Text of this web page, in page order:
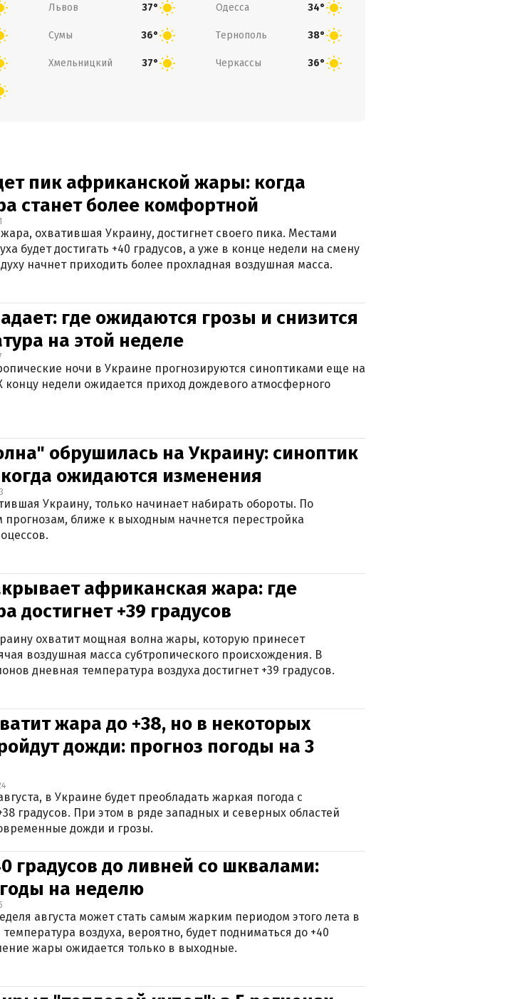
Львов 37° Одесса 34°
Сумы 36° Тернополь 38°
Хмельницкий 37° Черкассы 36°
пик африканской жары: когда
станет более комфортной
охватившая Украину, достигнет своего пика. Местами
будет достигать +40 градусов, а уже в конце недели на смену
начнет приходить более прохладная воздушная масса.
где ожидаются грозы и снизится
на этой неделе
ночи в Украине прогнозируются синоптиками еще на
концу недели ожидается приход дождевого атмосферного
обрушилась на Украину: синоптик
когда ожидаются изменения
Украину, только начинает набирать обороты. По
ближе к выходным начнется перестройка
африканская жара: где
достигнет +39 градусов
охватит мощная волна жары, которую принесет
воздушная масса субтропического происхождения. В
дневная температура воздуха достигнет +39 градусов.
жара до +38, но в некоторых
дожди: прогноз погоды на 3
в Украине будет преобладать жаркая погода с
градусов. При этом в ряде западных и северных областей
дожди и грозы.
градусов до ливней со шквалами:
на неделю
августа может стать самым жарким периодом этого лета в
воздуха, вероятно, будет подниматься до +40
жары ожидается только в выходные.